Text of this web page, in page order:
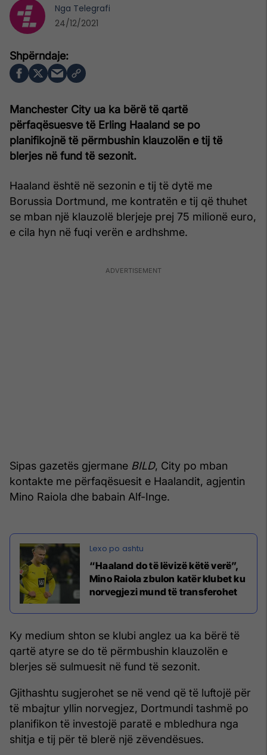
Manchester City ua ka bërë të qartë
përfaqësuesve të Erling Haaland se po
planifikojnë të përmbushin klauzolën e tij të
blerjes në fund të sezonit.
Haaland është në sezonin e tij të dytë me
Borussia Dortmund, me kontratën e tij që thuhet
se mban një klauzolë blerjeje prej 75 milionë euro,
e cila hyn në fuqi verën e ardhshme.
Sipas gazetës gjermane BILD, City po mban
kontakte me përfaqësuesit e Haalandit, agjentin
Mino Raiola dhe babain Alf-Inge.
“Haaland do të lëvizë këtë verë”,
Mino Raiola zbulon katër klubet ku
norvegjezi mund të transferohet
Ky medium shton se klubi anglez ua ka bërë të
qartë atyre se do të përmbushin klauzolën e
blerjes së sulmuesit në fund të sezonit.
Gjithashtu sugjerohet se në vend që të luftojë për
të mbajtur yllin norvegjez, Dortmundi tashmë po
planifikon të investojë paratë e mbledhura nga
shitja e tij për të blerë një zëvendësues.
Nga Telegrafi
24/12/2021